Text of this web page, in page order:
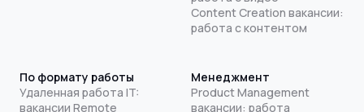
Content Creation вакансии:
работа с контентом
По формату работы
Удаленная работа IT:
вакансии Remote
Менеджмент
Product Management
вакансии: работа